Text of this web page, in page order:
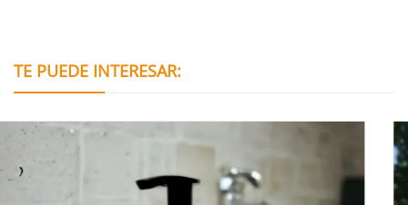
TE PUEDE INTERESAR: